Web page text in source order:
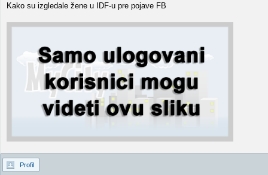
Kako su izgledale žene u IDF-u pre pojave FB
Profil